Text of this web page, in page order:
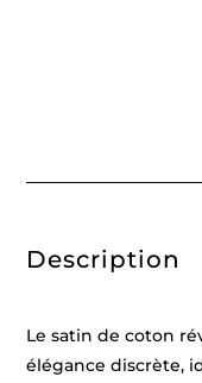
x
Description
Le satin de coton
élégance discrète,